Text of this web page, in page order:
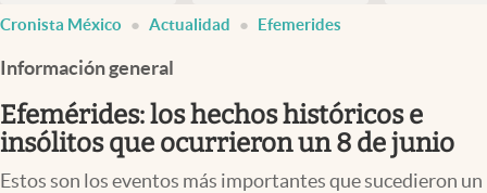
Pc y celular
Vida y estilo
Cronista México Actualidad Efemerides
Información general
Efemérides: los hechos históricos e
insólitos que ocurrieron un 8 de junio
Estos son los eventos más importantes que sucedieron un